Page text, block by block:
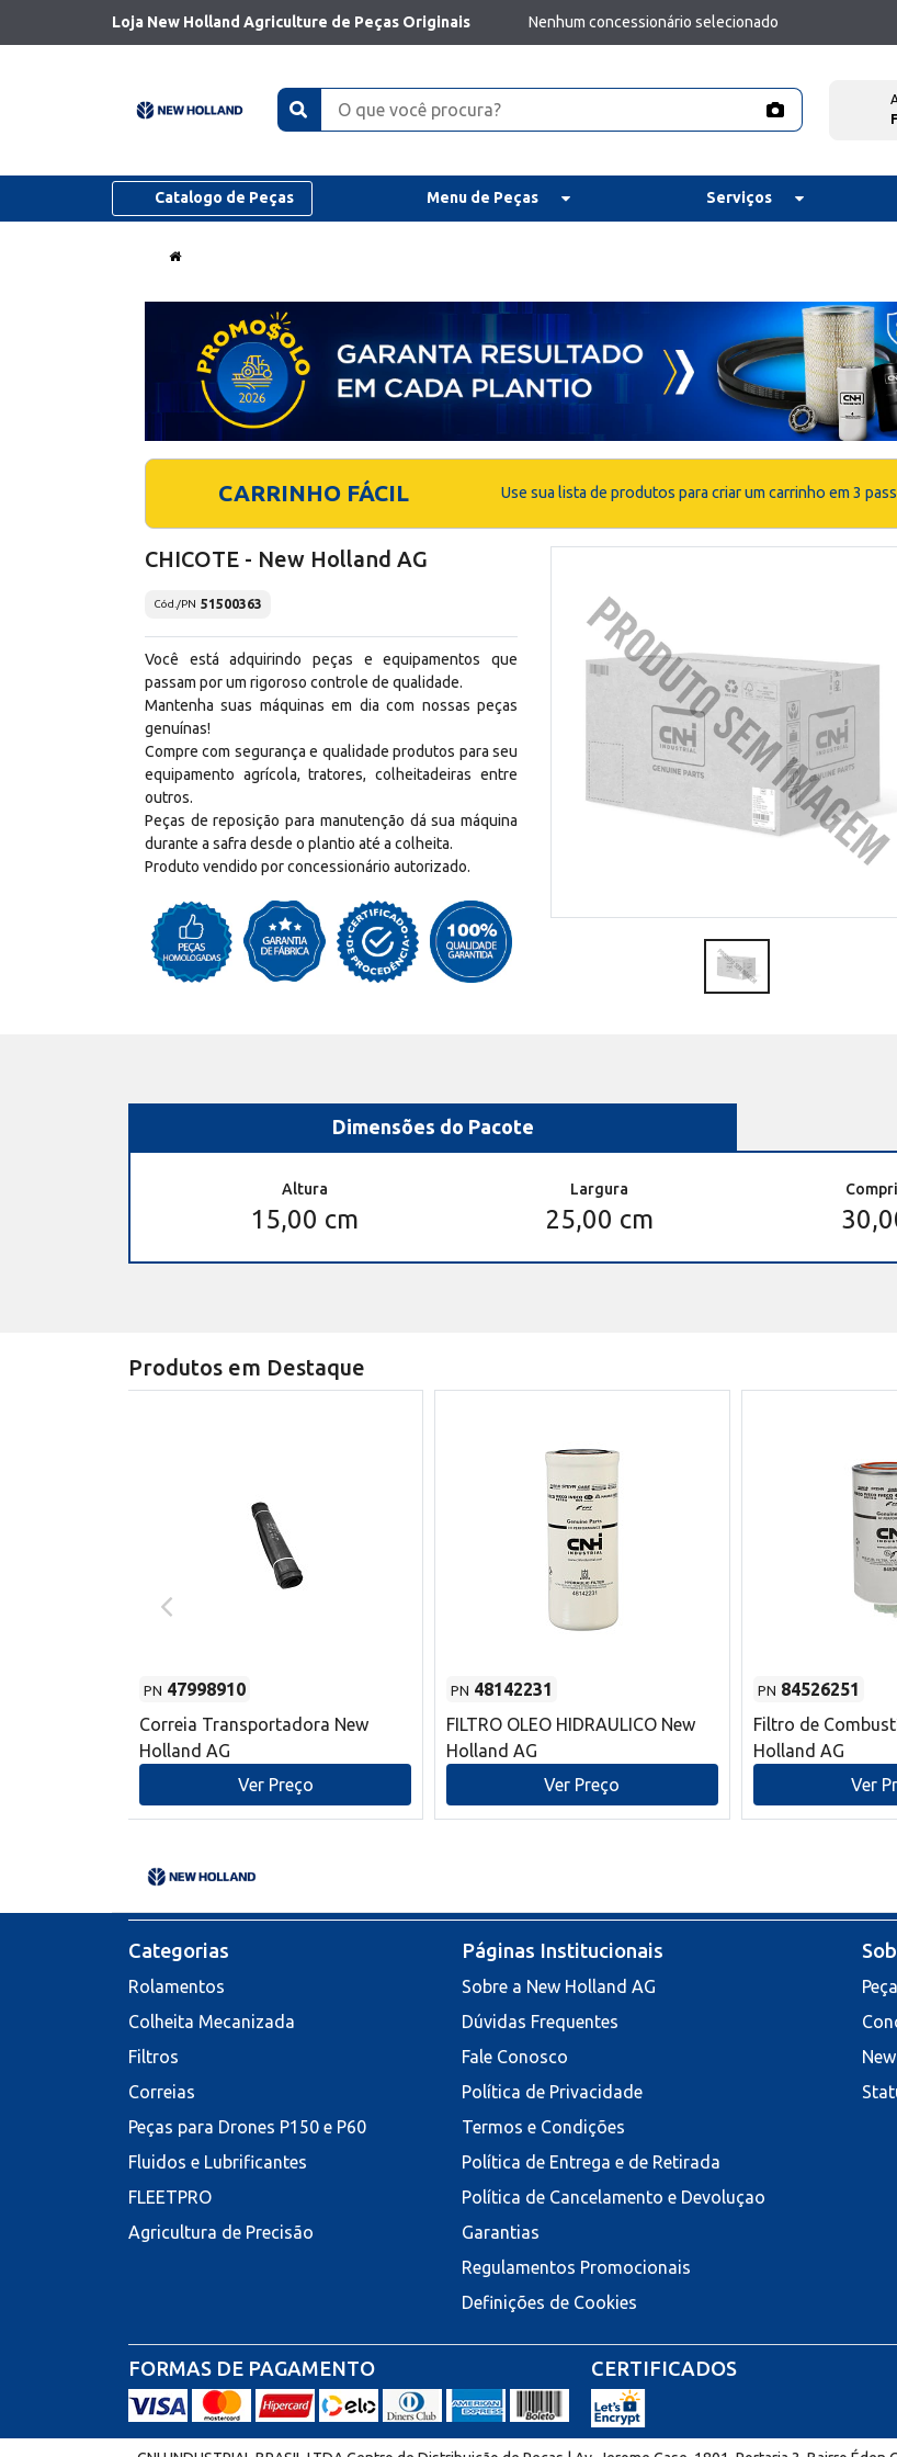
Loja New Holland Agriculture de Peças Originais Nenhum concessionário selecionado
Catalogo de Peças Menu de Peças Serviços
CARRINHO FÁCIL Use sua lista de produtos para criar um carrinho em 3
CHICOTE - New Holland AG
Cód./PN 51500363
Você está adquirindo peças e equipamentos que
passam por um rigoroso controle de qualidade.
Mantenha suas máquinas em dia com nossas peças
genuínas!
Compre com segurança e qualidade produtos para seu
equipamento agrícola, tratores, colheitadeiras entre
outros.
Peças de reposição para manutenção dá sua máquina
durante a safra desde o plantio até a colheita.
Produto vendido por concessionário autorizado.
Dimensões do Pacote
Altura
15,00 cm
Largura
25,00 cm
Produtos em Destaque
PN 47998910
Correia Transportadora New
Holland AG
Ver Preço
PN 48142231
FILTRO OLEO HIDRAULICO New
Holland AG
Ver Preço
PN 84526251
Filtro de
Holland AG
Ver
Categorias
Rolamentos
Colheita Mecanizada
Filtros
Correias
Peças para Drones P150 e P60
Fluidos e Lubrificantes
FLEETPRO
Agricultura de Precisão
Páginas Institucionais
Sobre a New Holland AG
Dúvidas Frequentes
Fale Conosco
Política de Privacidade
Termos e Condições
Política de Entrega e de Retirada
Política de Cancelamento e Devoluçao
Garantias
Regulamentos Promocionais
Definições de Cookies
FORMAS DE PAGAMENTO CERTIFICADOS